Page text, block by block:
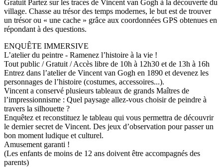
Gratuit Partez sur les traces de Vincent van Gogh à la découverte du
village. Chasse au trésor des temps modernes, le but est de trouver
un trésor ou « une cache » grâce aux coordonnées GPS obtenues en
répondant à des questions.
ENQUÊTE IMMERSIVE
L’atelier du peintre - Ramenez l’histoire à la vie !
Tout public / Gratuit / Accès libre de 10h à 12h30 et de 13h à 16h
Entrez dans l’atelier de Vincent van Gogh en 1890 et devenez les
personnages de l’histoire (costumes, accessoires...).
Vincent a conservé plusieurs tableaux de grands Maîtres de
l’impressionnisme : Quel paysage allez-vous choisir de peindre à
travers la silhouette ?
Enquêtez et reconstituez le tableau qui vous permettra de découvrir
le dernier secret de Vincent. Des jeux d’observation pour passer un
bon moment ludique et culturel.
Amusement garanti !
(Les enfants de moins de 12 ans doivent être accompagnés des
parents)